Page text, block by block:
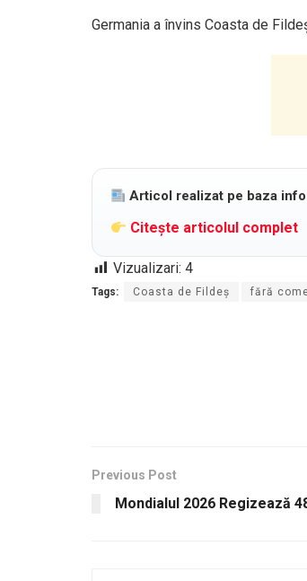
Germania a învins Coasta de
Articol realizat pe baza
Citește articolul complet
Vizualizari: 4
Tags: Coasta de Fildeș fără
Previous Post
Mondialul 2026 Regizează